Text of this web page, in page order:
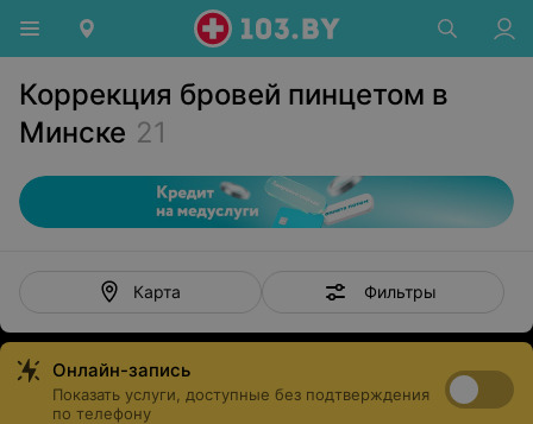
Коррекция бровей пинцетом в
Минске 21
Карта Фильтры
Онлайн-запись
Показать услуги, доступные без подтверждения
по телефону